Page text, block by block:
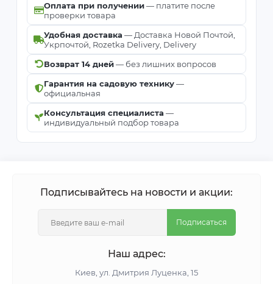
Оплата при получении— платите после
проверки товара
Удобная доставка — Доставка Новой Почтой,
Укрпочтой, Rozetka Delivery, Delivery
Возврат 14 дней— без лишних вопросов
Гарантия на садовую технику—
официальная
Консультация специалиста —
индивидуальный подбор товара
Подписывайтесь на новости и акции:
Подписаться
Наш адрес:
Киeв, ул. Дмитрия Луценка, 15